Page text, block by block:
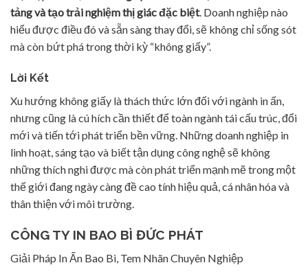
tảng và tạo trải nghiệm thị giác đặc biệt. Doanh nghiệp nào
hiểu được điều đó và sẵn sàng thay đổi, sẽ không chỉ sống sót
mà còn bứt phá trong thời kỳ “không giấy”.
Lời Kết
Xu hướng không giấy là thách thức lớn đối với ngành in ấn,
nhưng cũng là cú hích cần thiết để toàn ngành tái cấu trúc, đổi
mới và tiến tới phát triển bền vững. Những doanh nghiệp in
linh hoạt, sáng tạo và biết tận dụng công nghệ sẽ không
những thích nghi được mà còn phát triển mạnh mẽ trong một
thế giới đang ngày càng đề cao tính hiệu quả, cá nhân hóa và
thân thiện với môi trường.
CÔNG TY IN BAO BÌ ĐỨC PHÁT
Giải Pháp In Ấn Bao Bì, Tem Nhãn Chuyên Nghiệp